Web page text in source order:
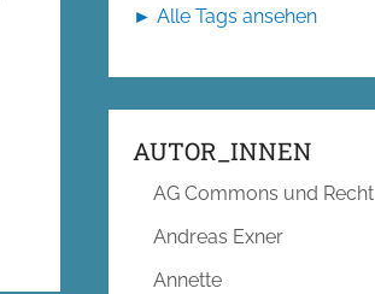
► Alle Tags ansehen
AUTOR_INNEN
AG Commons und Recht
Andreas Exner
Annette